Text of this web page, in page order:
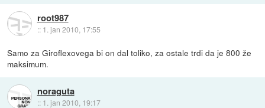
root987
:: 1. jan 2010, 17:55
Samo za Giroflexovega bi on dal toliko, za ostale trdi da je 800 že
maksimum.
noraguta
:: 1. jan 2010, 19:17